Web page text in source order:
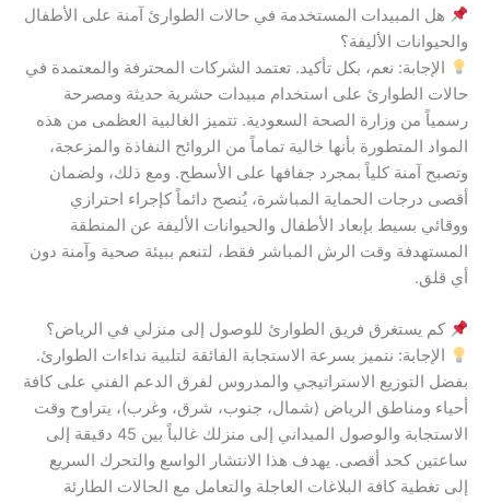
هل المبيدات المستخدمة في حالات الطوارئ آمنة على الأطفال
والحيوانات الأليفة؟
الإجابة: نعم، بكل تأكيد. تعتمد الشركات المحترفة والمعتمدة في
حالات الطوارئ على استخدام مبيدات حشرية حديثة ومصرحة
رسمياً من وزارة الصحة السعودية. تتميز الغالبية العظمى من هذه
المواد المتطورة بأنها خالية تماماً من الروائح النفاذة والمزعجة،
وتصبح آمنة كلياً بمجرد جفافها على الأسطح. ومع ذلك، ولضمان
أقصى درجات الحماية المباشرة، يُنصح دائماً كإجراء احترازي
ووقائي بسيط بإبعاد الأطفال والحيوانات الأليفة عن المنطقة
المستهدفة وقت الرش المباشر فقط، لتنعم ببيئة صحية وآمنة دون
أي قلق.
كم يستغرق فريق الطوارئ للوصول إلى منزلي في الرياض؟
الإجابة: نتميز بسرعة الاستجابة الفائقة لتلبية نداءات الطوارئ.
بفضل التوزيع الاستراتيجي والمدروس لفرق الدعم الفني على كافة
أحياء ومناطق الرياض (شمال، جنوب، شرق، وغرب)، يتراوح وقت
الاستجابة والوصول الميداني إلى منزلك غالباً بين 45 دقيقة إلى
ساعتين كحد أقصى. يهدف هذا الانتشار الواسع والتحرك السريع
إلى تغطية كافة البلاغات العاجلة والتعامل مع الحالات الطارئة